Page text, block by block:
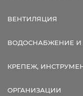
ВЕНТИЛЯЦИЯ
ВОДОСНАБЖЕНИЕ
КРЕПЕЖ,
ОРГАНИЗАЦИИ